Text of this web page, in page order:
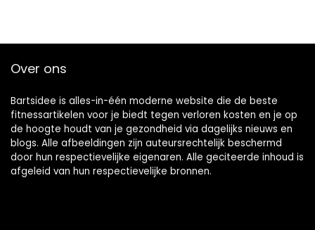
Over ons
Bartsidee is alles-in-één moderne website die de beste
fitnessartikelen voor je biedt tegen verloren kosten en je op
de hoogte houdt van je gezondheid via dagelijks nieuws en
blogs. Alle afbeeldingen zijn auteursrechtelijk beschermd
door hun respectievelijke eigenaren. Alle geciteerde inhoud is
afgeleid van hun respectievelijke bronnen.